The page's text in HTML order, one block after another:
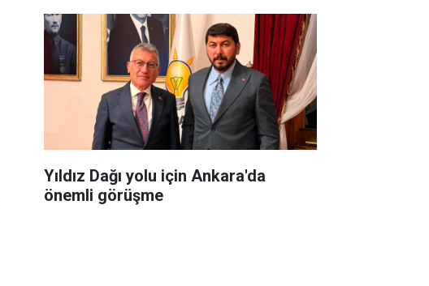
Yıldız Dağı yolu için Ankara'da
önemli görüşme